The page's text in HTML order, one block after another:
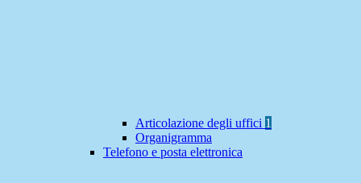
Articolazione degli uffici 1
Organigramma
Telefono e posta elettronica